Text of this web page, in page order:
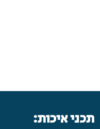
תכני איכות: